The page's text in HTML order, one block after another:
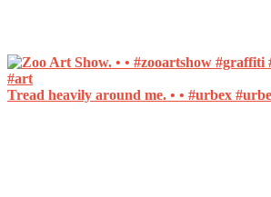
Tread heavily around me. • • #urbex